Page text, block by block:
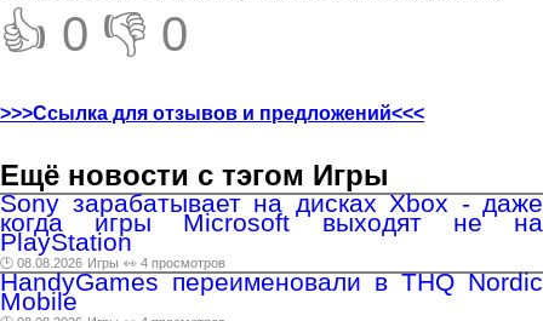
👍 0 👎 0
>>>Ссылка для отзывов и предложений<<<
Ещё новости с тэгом Игры
Sony зарабатывает на дисках Xbox - даже
когда игры Microsoft выходят не на
PlayStation
🕑 08.08.2026 Игры 👀 4 просмотров
HandyGames переименовали в THQ Nordic
Mobile